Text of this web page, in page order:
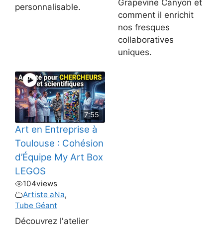
personnalisable.
Grapevine Canyon et
comment il enrichit
nos fresques
collaboratives
uniques.
7:55
Art en Entreprise à
Toulouse : Cohésion
d’Équipe My Art Box
LEGOS
104views
Artiste aNa,
Tube Géant
Découvrez l'atelier